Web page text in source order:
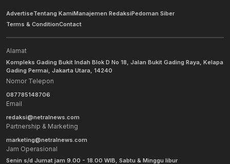
AdvertiseTentang KamiManajemen RedaksiPedoman Siber
Terms & ConditionContact
Alamat
Kompleks Gading Bukit Indah Blok D No 18, Jalan Bukit Gading Raya, Kelapa
Gading Permai, Jakarta Utara, 14240
Nomor Telepon
087785148706
Email
redaksi@netralnews.com
Partnership & Marketing
marketing@netralnews.com
Jam Operasional
Senin s/d Jumat jam 9.00 - 18.00 WIB, Sabtu & Minggu libur